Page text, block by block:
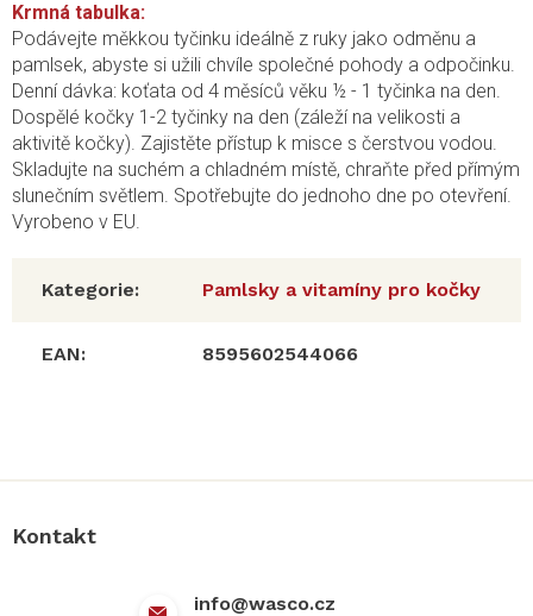
Krmná tabulka:
Podávejte měkkou tyčinku ideálně z ruky jako odměnu a
pamlsek, abyste si užili chvíle společné pohody a odpočinku.
Denní dávka: koťata od 4 měsíců věku ½ - 1 tyčinka na den.
Dospělé kočky 1-2 tyčinky na den (záleží na velikosti a
aktivitě kočky). Zajistěte přístup k misce s čerstvou vodou.
Skladujte na suchém a chladném místě, chraňte před přímým
slunečním světlem. Spotřebujte do jednoho dne po otevření.
Vyrobeno v EU.
Kategorie: Pamlsky a vitamíny pro kočky
EAN: 8595602544066
Kontakt
info@wasco.cz